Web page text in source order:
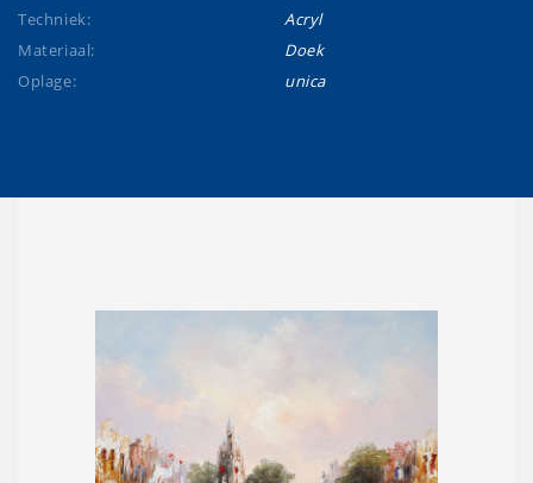
Techniek:
Acryl
Materiaal:
Doek
Oplage:
unica